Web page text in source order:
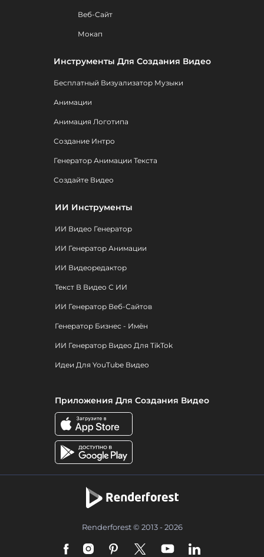
Веб-Сайт
Мокап
Инструменты Для Создания Видео
Бесплатный Визуализатор Музыки
Анимации
Анимация Логотипа
Создание Интро
Генератор Анимации Текста
Создайте Видео
ИИ Инструменты
ИИ Видео Генератор
ИИ Генератор Анимации
ИИ Видеоредактор
Текст В Видео С ИИ
ИИ Генератор Веб-Сайтов
Генератор Бизнес - Имён
ИИ Генератор Видео Для TikTok
Идеи Для YouTube Видео
Приложения Для Создания Видео
Renderforest © 2013 - 2026